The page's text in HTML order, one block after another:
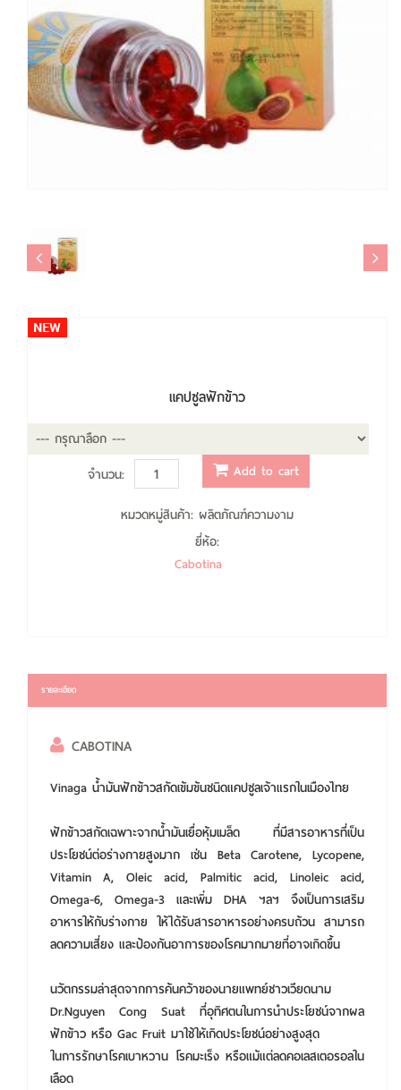
แคปซูลฟักข้าว
จำนวน: Add to cart
หมวดหมู่สินค้า: ผลิตภัณฑ์ความงาม
ยี่ห้อ:
Cabotina
รายละเอียด
CABOTINA
Vinaga น้ำมันฟักข้าวสกัดเข้มข้นชนิดแคปซูลเจ้าแรกในเมืองไทย
ฟักข้าวสกัดเฉพาะจากน้ำมันเยื่อหุ้มเมล็ด ที่มีสารอาหารที่เป็น
ประโยชน์ต่อร่างกายสูงมาก เช่น Beta Carotene, Lycopene,
Vitamin A, Oleic acid, Palmitic acid, Linoleic acid,
Omega-6, Omega-3 และเพิ่ม DHA ฯลฯ จึงเป็นการเสริม
อาหารให้กับร่างกาย ให้ได้รับสารอาหารอย่างครบถ้วน สามารถ
ลดความเสี่ยง และป้องกันอาการของโรคมากมายที่อาจเกิดขึ้น
นวัตกรรมล่าสุดจากการค้นคว้าของนายแพทย์ชาวเวียดนาม
Dr.Nguyen Cong Suat ที่อุทิศตนในการนำประโยชน์จากผล
ฟักข้าว หรือ Gac Fruit มาใช้ให้เกิดประโยชน์อย่างสูงสุด
ในการรักษาโรคเบาหวาน โรคมะเร็ง หรือแม้แต่ลดคอเลสเตอรอลใน
เลือด